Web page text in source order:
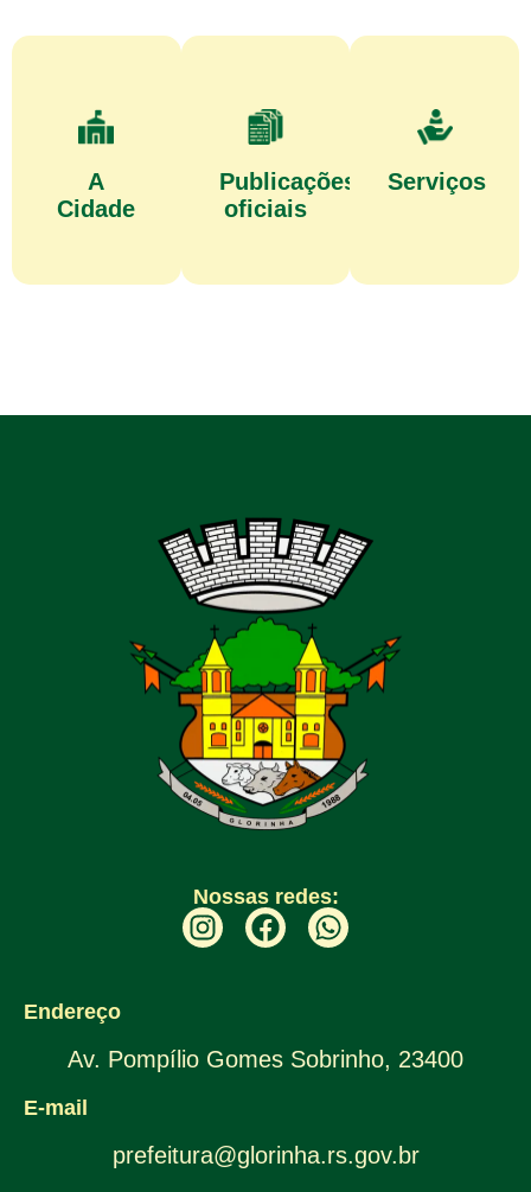
A
Cidade
Publicações
oficiais
Serviços
Nossas redes:
Endereço
Av. Pompílio Gomes Sobrinho, 23400
E-mail
prefeitura@glorinha.rs.gov.br